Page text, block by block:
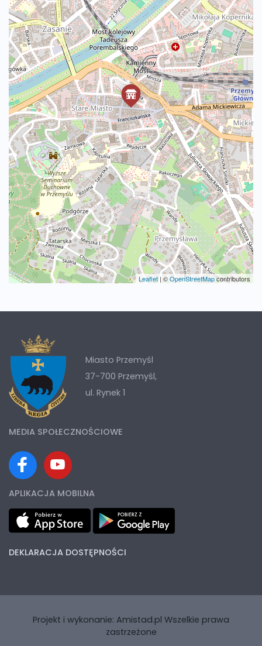
Leaflet | ©OpenStreetMapcontributors
Miasto Przemyśl
37-700 Przemyśl,
ul. Rynek 1
MEDIA SPOŁECZNOŚCIOWE
APLIKACJA MOBILNA
DEKLARACJA DOSTĘPNOŚCI
Projekt i wykonanie: Amistad.pl Wszelkie prawa
zastrzeżone